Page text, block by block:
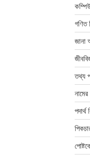
গণিত
জানা
তথ্য
পদার্থ